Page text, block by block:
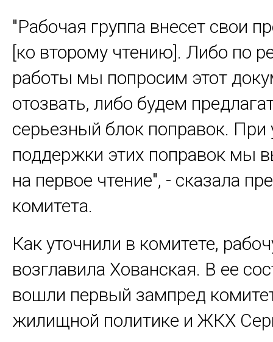
"Рабочая группа внесет свои
[ко второму чтению]. Либо по
работы мы попросим этот
отозвать, либо будем
серьезный блок поправок. При
поддержки этих поправок мы
на первое чтение", - сказала
комитета.
Как уточнили в комитете,
возглавила Хованская. В ее
вошли первый зампред
жилищной политике и ЖКХ